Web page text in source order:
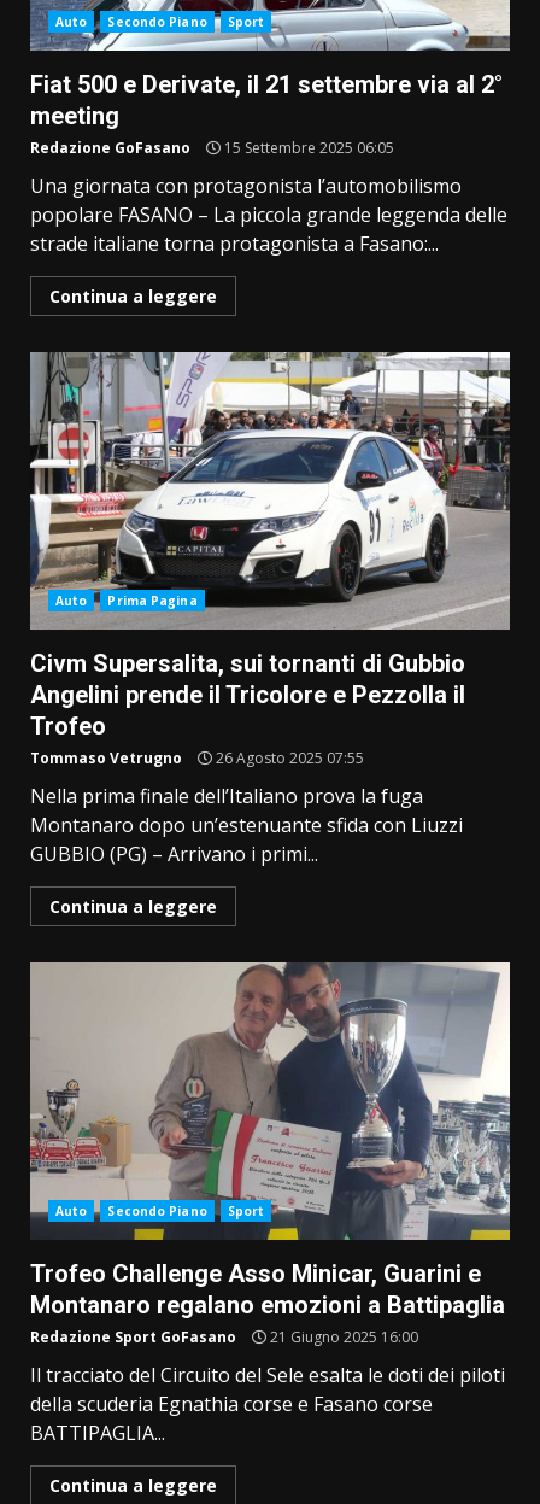
Auto Secondo Piano Sport
Fiat 500 e Derivate, il 21 settembre via al 2°
meeting
Redazione GoFasano 15 Settembre 2025 06:05
Una giornata con protagonista l’automobilismo
popolare FASANO – La piccola grande leggenda delle
strade italiane torna protagonista a Fasano:...
Continua a leggere
Auto Prima Pagina
Civm Supersalita, sui tornanti di Gubbio
Angelini prende il Tricolore e Pezzolla il
Trofeo
Tommaso Vetrugno 26 Agosto 2025 07:55
Nella prima finale dell’Italiano prova la fuga
Montanaro dopo un’estenuante sfida con Liuzzi
GUBBIO (PG) – Arrivano i primi...
Continua a leggere
Auto Secondo Piano Sport
Trofeo Challenge Asso Minicar, Guarini e
Montanaro regalano emozioni a Battipaglia
Redazione Sport GoFasano 21 Giugno 2025 16:00
Il tracciato del Circuito del Sele esalta le doti dei piloti
della scuderia Egnathia corse e Fasano corse
BATTIPAGLIA...
Continua a leggere